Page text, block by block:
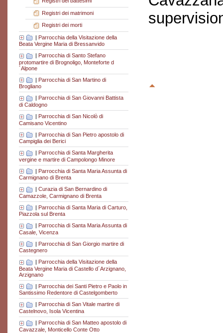
Registri dei matrimoni
Registri dei morti
| Parrocchia della Visitazione della
Beata Vergine Maria di Bressanvido
Parrocchia di Santo Stefano
protomartire di Brognoligo, Monteforte d
´Alpone
| Parrocchia di San Martino di
Brogliano
Parrocchia di San Giovanni Battista
di Caldogno
| Parrocchia di San Nicolò di
Camisano Vicentino
| Parrocchia di San Pietro apostolo di
Campiglia dei Berici
| Parrocchia di Santa Margherita
vergine e martire di Campolongo Minore
| Parrocchia di Santa Maria Assunta di
Carmignano di Brenta
| Curazia di San Bernardino di
Camazzole, Carmignano di Brenta
| Parrocchia di Santa Maria di Carturo,
Piazzola sul Brenta
Parrocchia di Santa Maria Assunta di
Casale, Vicenza
| Parrocchia di San Giorgio martire di
Castegnero
Parrocchia della Visitazione della
Beata Vergine Maria di Castello d´Arzignano,
Arzignano
| Parrocchia dei Santi Pietro e Paolo in
Santissimo Redentore di Castelgomberto
Parrocchia di San Vitale martire di
Castelnovo, Isola Vicentina
| Parrocchia di San Matteo apostolo di
Cavazzale, Monticello Conte Otto